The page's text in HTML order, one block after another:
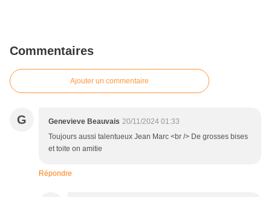
Commentaires
Ajouter un commentaire
G Genevieve Beauvais 20/11/2024 01:33
Toujours aussi talentueux Jean Marc <br /> De grosses bises
et toite on amitie
Répondre